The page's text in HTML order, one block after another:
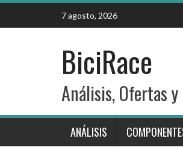
Skip
content
7 agosto, 2026
BiciRace
Análisis, Ofertas
ANÁLISIS